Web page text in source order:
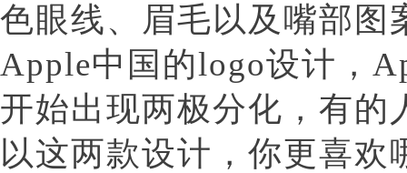
色眼线、眉毛以及嘴部图
Apple中国的logo设计，
开始出现两极分化，有的
以这两款设计，你更喜欢